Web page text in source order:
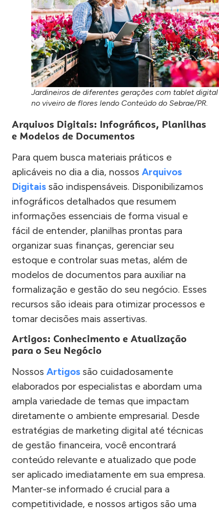
Jardineiros de diferentes gerações com tablet digital
no viveiro de flores lendo Conteúdo do Sebrae/PR.
Arquivos Digitais: Infográficos, Planilhas
e Modelos de Documentos
Para quem busca materiais práticos e
aplicáveis no dia a dia, nossos Arquivos
Digitais são indispensáveis. Disponibilizamos
infográficos detalhados que resumem
informações essenciais de forma visual e
fácil de entender, planilhas prontas para
organizar suas finanças, gerenciar seu
estoque e controlar suas metas, além de
modelos de documentos para auxiliar na
formalização e gestão do seu negócio. Esses
recursos são ideais para otimizar processos e
tomar decisões mais assertivas.
Artigos: Conhecimento e Atualização
para o Seu Negócio
Nossos Artigos são cuidadosamente
elaborados por especialistas e abordam uma
ampla variedade de temas que impactam
diretamente o ambiente empresarial. Desde
estratégias de marketing digital até técnicas
de gestão financeira, você encontrará
conteúdo relevante e atualizado que pode
ser aplicado imediatamente em sua empresa.
Manter-se informado é crucial para a
competitividade, e nossos artigos são uma